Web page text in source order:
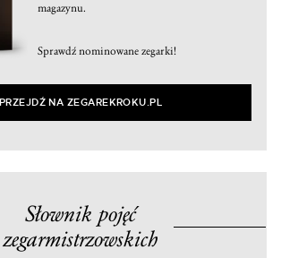
magazynu.
Sprawdź nominowane zegarki!
PRZEJDŹ NA ZEGAREKROKU.PL
Słownik pojęć
zegarmistrzowskich